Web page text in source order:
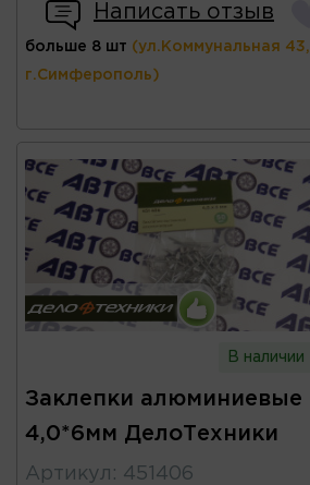
Написать отзыв
больше 8 шт (ул.Коммунальная 43,
г.Симферополь)
В наличии
Заклепки алюминиевые
4,0*6мм ДелоТехники
Артикул : 451406